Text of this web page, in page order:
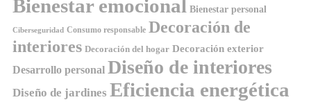
Bienestar emocional Bienestar personal
Ciberseguridad Consumo responsable Decoración de
interiores Decoración del hogar Decoración exterior
Desarrollo personal Diseño de interiores
Diseño de jardines Eficiencia energética